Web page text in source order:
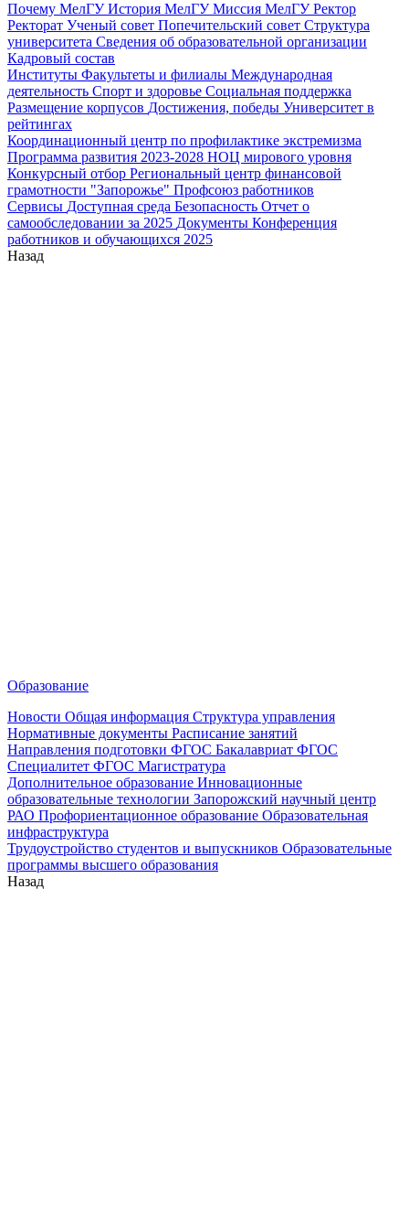
Почему МелГУИстория МелГУМиссия МелГУРектор
Ректорат Ученый совет Попечительский совет Структура
университета Сведения об образовательной организации
Кадровый состав
Институты Факультеты и филиалы Международная
деятельность Спорт и здоровье Социальная поддержка
Размещение корпусов Достижения, победы Университет в
рейтингах
Координационный центр по профилактике экстремизма
Программа развития 2023-2028 НОЦ мирового уровня
Конкурсный отбор Региональный центр финансовой
грамотности "Запорожье" Профсоюз работников
Сервисы Доступная среда Безопасность Отчет о
самообследовании за 2025 Документы Конференция
работников и обучающихся 2025
Назад
Образование
Новости Общая информация Структура управления
Нормативные документы Расписание занятий
Направления подготовки ФГОС Бакалавриат ФГОС
Специалитет ФГОС Магистратура
Дополнительное образование Инновационные
образовательные технологии Запорожский научный центр
РАО Профориентационное образование Образовательная
инфраструктура
Трудоустройство студентов и выпускников Образовательные
программы высшего образования
Назад